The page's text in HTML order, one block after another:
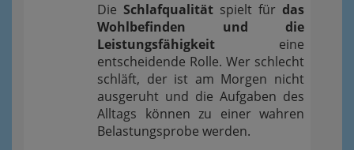
Die Schlafqualität spielt für das
Wohlbefinden und die
Leistungsfähigkeit eine
entscheidende Rolle. Wer schlecht
schläft, der ist am Morgen nicht
ausgeruht und die Aufgaben des
Alltags können zu einer wahren
Belastungsprobe werden.